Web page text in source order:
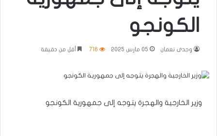
الكونجو
وجدى نعمان 05 مارس 2025 716 أقل من دقيقة
وزير الخارجية والهجرة يتوجه إلى جمهورية الكونجو